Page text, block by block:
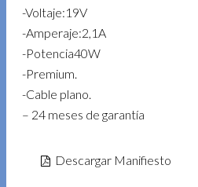
-Voltaje:19V
-Amperaje:2,1A
-Potencia40W
-Premium.
-Cable plano.
– 24 meses de garantía
Descargar Manifiesto